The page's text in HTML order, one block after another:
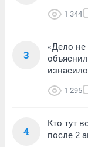
1 344
3
«Дело
1 295
4
Кто тут
после 2